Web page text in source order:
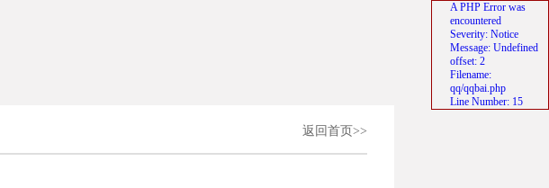
返回首页>>
A PHP Error was
encountered
Severity: Notice
Message: Undefined
offset: 2
Filename:
qq/qqbai.php
Line Number: 15